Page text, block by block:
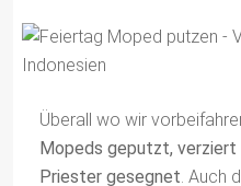
Überall wo wir
Mopeds geputzt, verziert
Priester gesegnet. Auch